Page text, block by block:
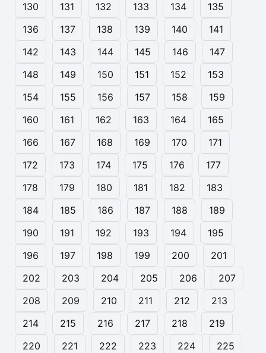
130
131 132 133 134
135
136
137 138 139 140
141
142
143 144 145 146
147
148
149 150 151 152
153
154
155 156 157 158
159
160
161 162 163 164
165
166
167 168 169 170
171
172
173 174 175 176
177
178
179 180 181 182
183
184
185 186 187 188
189
190
191 192 193 194
195
196
197 198 199 200
201
202
203 204 205 206
207
208
209 210 211 212
213
214
215 216 217 218
219
220
221 222 223 224
225